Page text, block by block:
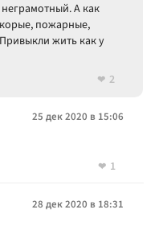
А как
пожарные,
жить как у
2
25 дек 2020 в 15:06
1
28 дек 2020 в 18:31